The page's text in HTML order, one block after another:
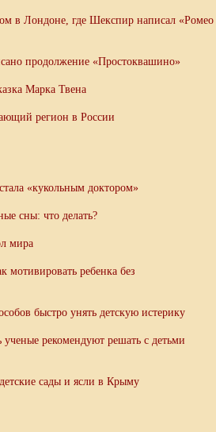
в Лондоне, где Шекспир написал «Ромео
продолжение «Простоквашино»
Марка Твена
регион в России
«кукольным доктором»
сны: что делать?
мира
мотивировать ребенка без
быстро унять детскую истерику
ученые рекомендуют решать с детьми
сады и ясли в Крыму